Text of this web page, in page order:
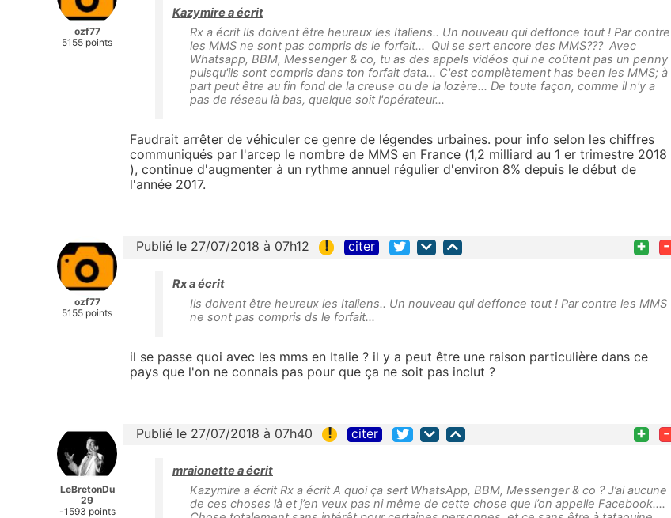
ozf77
5155 points
Kazymire a écrit
Rx a écrit Ils doivent être heureux les Italiens.. Un nouveau qui deffonce tout ! Par contre
les MMS ne sont pas compris ds le forfait... Qui se sert encore des MMS??? Avec
Whatsapp, BBM, Messenger & co, tu as des appels vidéos qui ne coûtent pas un penny
puisqu'ils sont compris dans ton forfait data... C'est complètement has been les MMS; à
part peut être au fin fond de la creuse ou de la lozère... De toute façon, comme il n'y a
pas de réseau là bas, quelque soit l'opérateur...
Faudrait arrêter de véhiculer ce genre de légendes urbaines. pour info selon les chiffres
communiqués par l'arcep le nombre de MMS en France (1,2 milliard au 1 er trimestre 2018
), continue d'augmenter à un rythme annuel régulier d'environ 8% depuis le début de
l'année 2017.
ozf77
5155 points
Publié le 27/07/2018 à 07h12 ! citer + -
Rx a écrit
Ils doivent être heureux les Italiens.. Un nouveau qui deffonce tout ! Par contre les MMS
ne sont pas compris ds le forfait...
il se passe quoi avec les mms en Italie ? il y a peut être une raison particulière dans ce
pays que l'on ne connais pas pour que ça ne soit pas inclut ?
LeBretonDu
29
-1593 points
Publié le 27/07/2018 à 07h40 ! citer + -
mraionette a écrit
Kazymire a écrit Rx a écrit A quoi ça sert WhatsApp, BBM, Messenger & co ? J’ai aucune
de ces choses là et j’en veux pas ni même de cette chose que l’on appelle Facebook....